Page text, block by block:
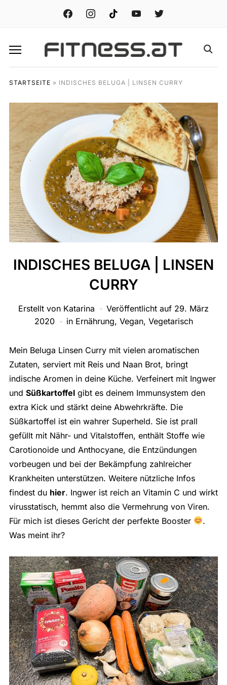
facebook instagramtiktok youtube twitter
STARTSEITE » INDISCHES BELUGA | LINSEN CURRY
INDISCHES BELUGA | LINSEN
CURRY
Erstellt von Katarina Veröffentlicht auf 29. März
2020
in Ernährung, Vegan, Vegetarisch
Mein Beluga Linsen Curry mit vielen aromatischen
Zutaten, serviert mit Reis und Naan Brot, bringt
indische Aromen in deine Küche. Verfeinert mit Ingwer
und Süßkartoffelgibt es deinem Immunsystem den
extra Kick und stärkt deine Abwehrkräfte. Die
Süßkartoffel ist ein wahrer Superheld. Sie ist prall
gefüllt mit Nähr- und Vitalstoffen, enthält Stoffe wie
Carotionoide und Anthocyane, die Entzündungen
vorbeugen und bei der Bekämpfung zahlreicher
Krankheiten unterstützen. Weitere nützliche Infos
findest du hier. Ingwer ist reich an Vitamin C und wirkt
virusstatisch, hemmt also die Vermehrung von Viren.
Für mich ist dieses Gericht der perfekte Booster
.
Was meint ihr?